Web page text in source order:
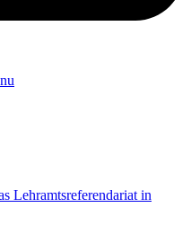
Lehramtsreferendariat in